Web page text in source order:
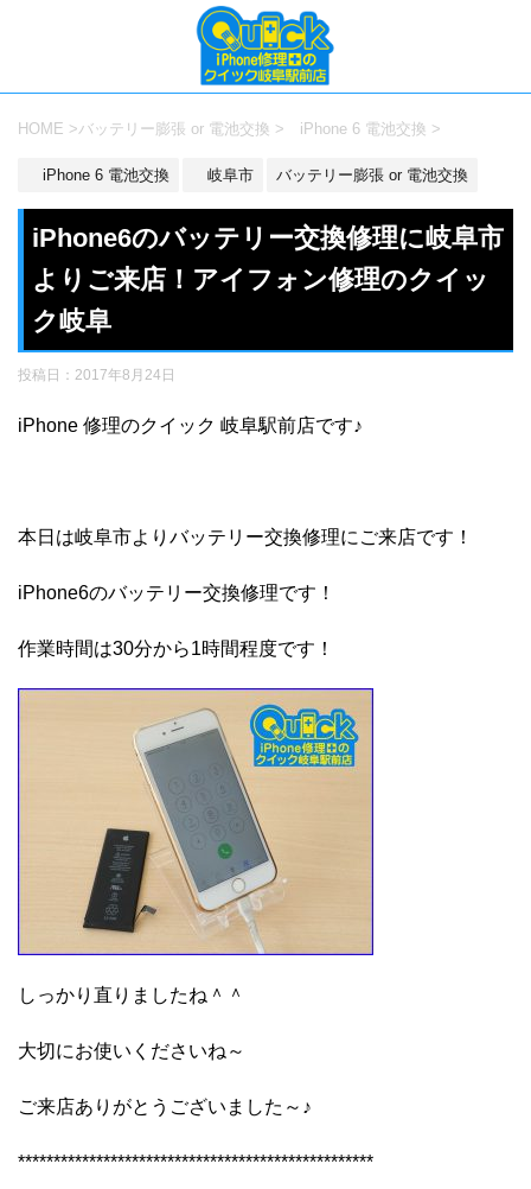
HOME >バッテリー膨張 or 電池交換 > iPhone 6 電池交換 >
iPhone 6 電池交換 岐阜市 バッテリー膨張 or 電池交換
iPhone6のバッテリー交換修理に岐阜市
よりご来店！アイフォン修理のクイッ
ク岐阜
投稿日： 2017年8月24日
iPhone 修理のクイック 岐阜駅前店です♪
本日は岐阜市よりバッテリー交換修理にご来店です！
iPhone6のバッテリー交換修理です！
作業時間は30分から1時間程度です！
しっかり直りましたね＾＾
大切にお使いくださいね～
ご来店ありがとうございました～♪
**************************************************